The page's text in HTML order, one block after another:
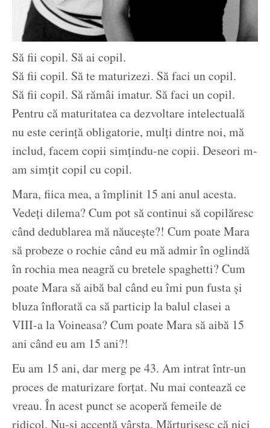
Să fii copil. Să ai copil.
Să fii copil. Să te maturizezi. Să faci un copil.
Să fii copil. Să rămâi imatur. Să faci un copil.
Pentru că maturitatea ca dezvoltare intelectuală
nu este cerință obligatorie, mulți dintre noi, mă
includ, facem copii simțindu-ne copii. Deseori m-
am simțit copil cu copil.
Mara, fiica mea, a împlinit 15 ani anul acesta.
Vedeți dilema? Cum pot să continui să copilăresc
când dedublarea mă năucește?! Cum poate Mara
să probeze o rochie când eu mă admir în oglindă
în rochia mea neagră cu bretele spaghetti? Cum
poate Mara să aibă bal când eu îmi pun fusta și
bluza înflorată ca să particip la balul clasei a
VIII-a la Voineasa? Cum poate Mara să aibă 15
ani când eu am 15 ani?!
Eu am 15 ani, dar merg pe 43. Am intrat într-un
proces de maturizare forțat. Nu mai contează ce
vreau. În acest punct se acoperă femeile de
ridicol. Nu-și acceptă vârsta. Mărturisesc că nici